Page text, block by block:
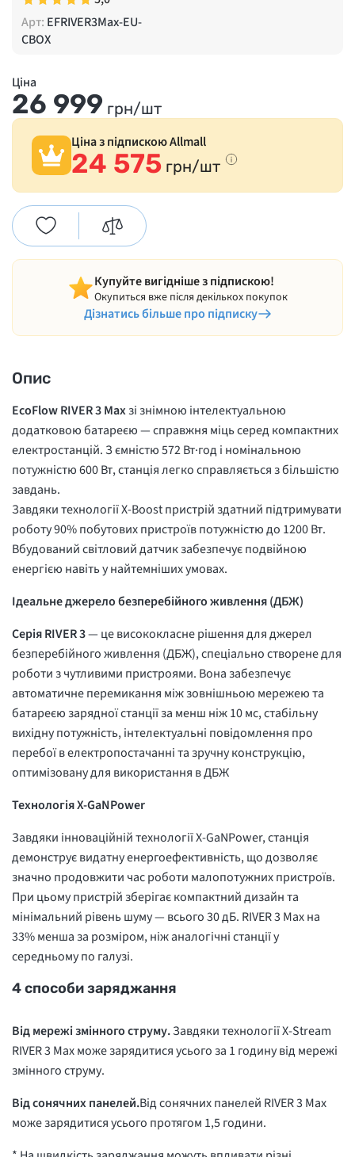
Арт: EFRIVER3Max-EU-
CBOX
Ціна
26 999 грн/шт
Ціна з підпискою Allmall
24 575 грн/шт
Купуйте вигідніше з підпискою!
Окупиться вже після декількох покупок
Дізнатись більше про підписку
Опис
EcoFlow RIVER 3 Maxзі знімною інтелектуальною
додатковою батареєю — справжня міць серед компактних
електростанцій. З ємністю 572 Вт·год і номінальною
потужністю 600 Вт, станція легко справляється з більшістю
завдань.
Завдяки технології X-Boost пристрій здатний підтримувати
роботу 90% побутових пристроїв потужністю до 1200 Вт.
Вбудований світловий датчик забезпечує подвійною
енергією навіть у найтемніших умовах.
Ідеальне джерело безперебійного живлення (ДБЖ)
Серія RIVER 3— це висококласне рішення для джерел
безперебійного живлення (ДБЖ), спеціально створене для
роботи з чутливими пристроями. Вона забезпечує
автоматичне перемикання між зовнішньою мережею та
батареєю зарядної станції за менш ніж 10 мс, стабільну
вихідну потужність, інтелектуальні повідомлення про
перебої в електропостачанні та зручну конструкцію,
оптимізовану для використання в ДБЖ
Технологія X-GaNPower
Завдяки інноваційній технології X-GaNPower, станція
демонструє видатну енергоефективність, що дозволяє
значно продовжити час роботи малопотужних пристроїв.
При цьому пристрій зберігає компактний дизайн та
мінімальний рівень шуму — всього 30 дБ. RIVER 3 Max на
33% менша за розміром, ніж аналогічні станції у
середньому по галузі.
4 способи заряджання
Від мережі змінного струму.Завдяки технології X-Stream
RIVER 3 Max може зарядитися усього за 1 годину від мережі
змінного струму.
Від сонячних панелей.Від сонячних панелей RIVER 3 Max
може зарядитися усього протягом 1,5 години.